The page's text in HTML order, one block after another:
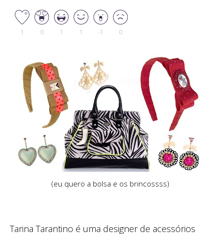
1 0 1 1 -1 0
(eu quero a bolsa e os brincossss)
Tarina Tarantino é uma designer de acessórios